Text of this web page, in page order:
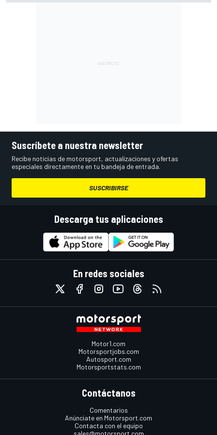
Suscríbete a nuestra newsletter
Recibe noticias de motorsport, actualizaciones y ofertas
especiales directamente en tu bandeja de entrada.
SUSCRIBIRSE
Descarga tus aplicaciones
En redes sociales
Motor1.com
Motorsportjobs.com
Autosport.com
Motorsportstats.com
Contáctanos
Comentarios
Anúnciate en Motorsport.com
Contacta con el equipo